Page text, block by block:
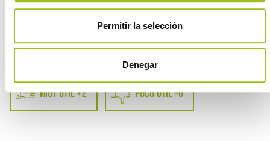
Permitir la selección
Denegar
MUY ÚTIL +2 POCO ÚTIL -0